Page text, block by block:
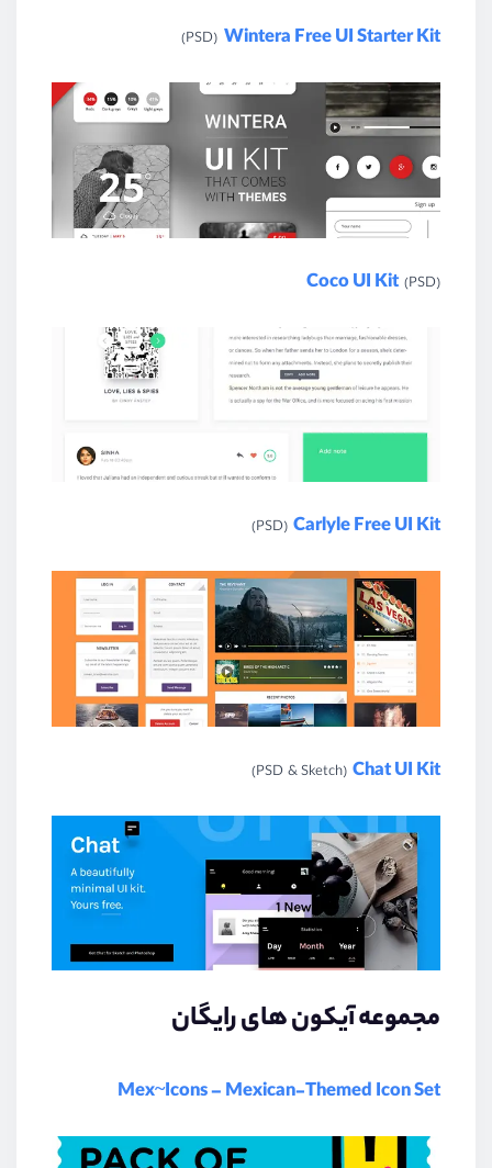
Wintera Free UI Starter Kit
(PSD)
Coco UI Kit (PSD)
Carlyle Free UI Kit
(PSD)
Chat UI Kit
(PSD & Sketch)
مجموعه آیکون های رایگان
Mex~Icons – Mexican-Themed Icon Set